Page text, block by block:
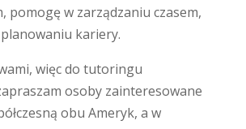
pomogę w zarządzaniu czasem,
kariery.
więc do tutoringu
osoby zainteresowane
obu Ameryk, a w